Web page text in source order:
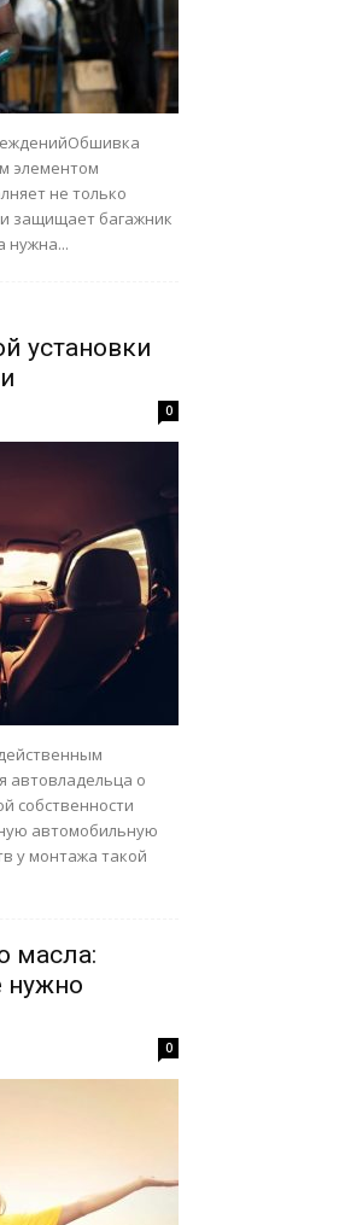
элементом
не только
защищает багажник
нужна...
установки
0
автовладельца о
собственности
автомобильную
у монтажа такой
масла:
нужно
0